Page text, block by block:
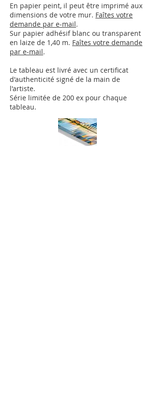
En papier peint, il peut être imprimé aux
dimensions de votre mur. Faîtes votre
demande par e-mail.
Sur papier adhésif blanc ou transparent
en laize de 1,40 m. Faîtes votre demande
par e-mail.
Le tableau est livré avec un certificat
d'authenticité signé de la main de
l'artiste.
Série limitée de 200 ex pour chaque
tableau.